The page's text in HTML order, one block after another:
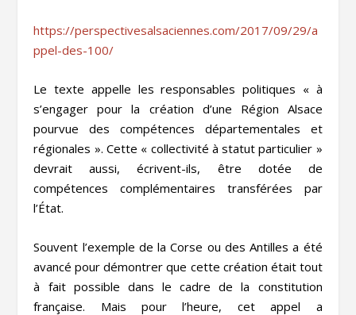
https://perspectivesalsaciennes.com/2017/09/29/a
ppel-des-100/
Le texte appelle les responsables politiques « à
s’engager pour la création d’une Région Alsace
pourvue des compétences départementales et
régionales ». Cette « collectivité à statut particulier »
devrait aussi, écrivent-ils, être dotée de
compétences complémentaires transférées par
l’État.
Souvent l’exemple de la Corse ou des Antilles a été
avancé pour démontrer que cette création était tout
à fait possible dans le cadre de la constitution
française. Mais pour l’heure, cet appel a